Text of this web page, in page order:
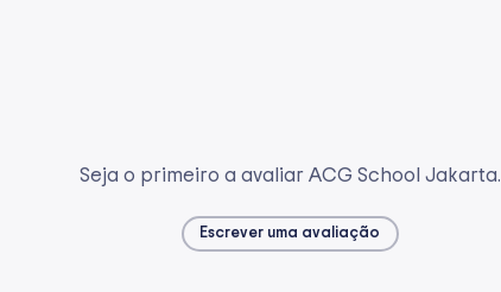
Seja o primeiro a avaliar ACG School Jakarta.
Escrever uma avaliação